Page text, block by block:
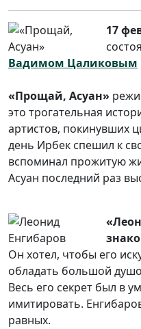
17
Вадимом Цаликовым
«Прощай, Асуан»
это трогательная
артистов, покинувших
день Ирбек спешил к
вспоминал прожитую
Асуан последний раз
Он хотел, чтобы его
обладать большой
Весь его секрет был в
имитировать.
равных.